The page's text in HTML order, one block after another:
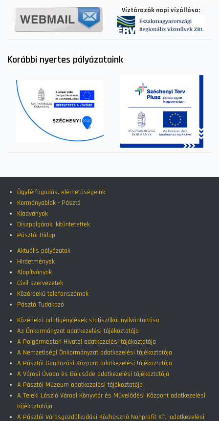
Víztározók napi vízállása:
Korábbi nyertes pályázataink
Ügyfélfogadás, elérhetőségeink
Kormányablak - Pásztó
Kiadványok
Díszpolgárok, kitüntetettek
Pásztói Hírlap
Aktuális pályázatok
Hirdetmények
Alapítványok
Civil szervezetek
Közérdekű telefonszámok
Pásztó Tudakozó
Közédekű adatigénylések statisztikai nyilvántartása
Az Önkormányzat adatkezelési tájékoztatója
A Polgármesteri Hivatal adatkezelési tájékoztatója
A Nemzetiségi Önkormányzat adatkezelési tájékoztatója
A Pásztói Gondozási Központ adatkezelési tájékoztatója
A Városi Óvoda és Bölcsőde adatkezelési tájékoztatója
A Pásztói Múzeum adatkezelési tájékoztatója
A Teleki László Városi Könyvtár és Művelődési Központ adatkezelési
tájékoztatója
A Pásztói Városgazdálkodási Közhasznú Nonprofit Kft. adatkezelési